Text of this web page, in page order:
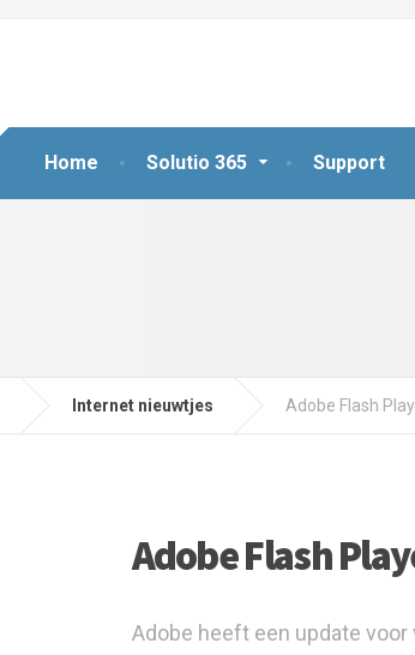
Home Solutio 365 Support
Internet nieuwtjes Adobe Flash
Adobe Flash
Adobe heeft een update